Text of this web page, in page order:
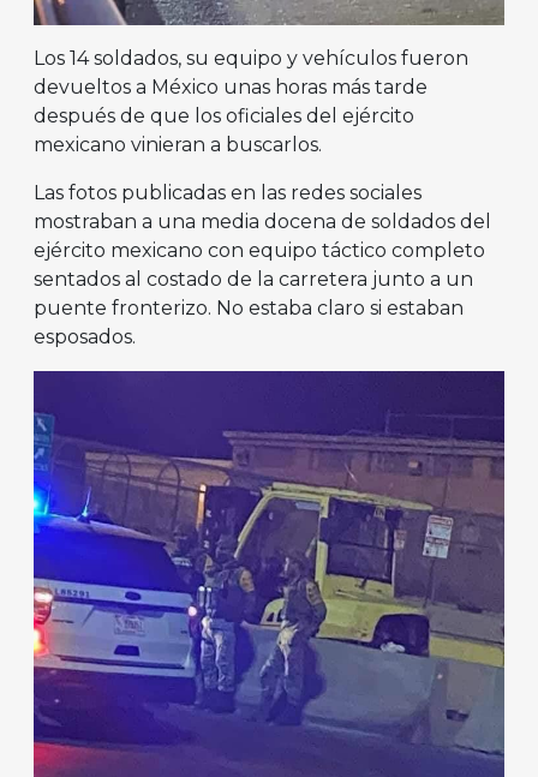
Los 14 soldados, su equipo y vehículos fueron
devueltos a México unas horas más tarde
después de que los oficiales del ejército
mexicano vinieran a buscarlos.
Las fotos publicadas en las redes sociales
mostraban a una media docena de soldados del
ejército mexicano con equipo táctico completo
sentados al costado de la carretera junto a un
puente fronterizo. No estaba claro si estaban
esposados.